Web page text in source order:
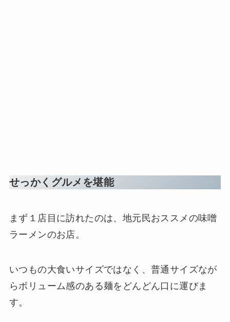
せっかくグルメを堪能
まず１店目に訪れたのは、地元民おススメの味噌
ラーメンのお店。
いつもの大食いサイズではなく、普通サイズなが
らボリューム感のある麺をどんどん口に運びま
す。